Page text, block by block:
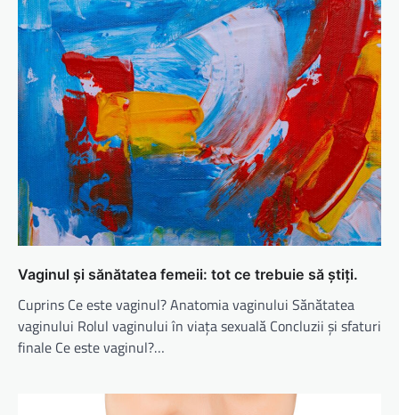
Vaginul și sănătatea femeii: tot ce trebuie să știți.
Cuprins Ce este vaginul? Anatomia vaginului Sănătatea
vaginului Rolul vaginului în viața sexuală Concluzii și sfaturi
finale Ce este vaginul?…